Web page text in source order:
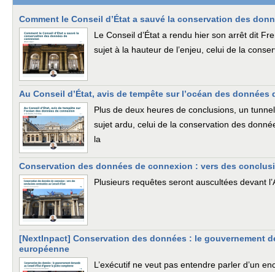
Comment le Conseil d’État a sauvé la conservation des
Le Conseil d’État a rendu hier son arrêt dit
sujet à la hauteur de l’enjeu, celui de la
Au Conseil d’État, avis de tempête sur l’océan des données
Plus de deux heures de conclusions, un
sujet ardu, celui de la conservation des
la
Conservation des données de connexion : vers des
Plusieurs requêtes seront auscultées devant
[NextInpact] Conservation des données : le gouvernement
européenne
L’exécutif ne veut pas entendre parler d’un